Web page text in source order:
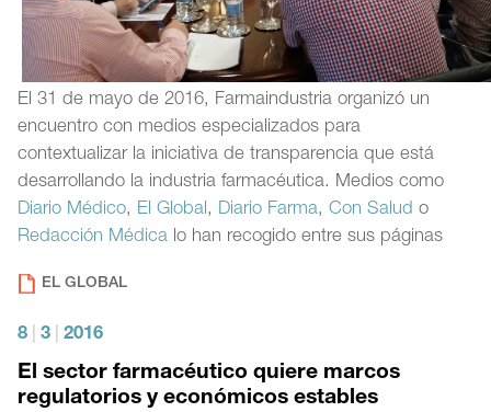
El 31 de mayo de 2016, Farmaindustria organizó un
encuentro con medios especializados para
contextualizar la iniciativa de transparencia que está
desarrollando la industria farmacéutica. Medios como
Diario Médico, El Global, Diario Farma,Con Salud o
Redacción Médica lo han recogido entre sus páginas
EL GLOBAL
8 3 2016
El sector farmacéutico quiere marcos
regulatorios y económicos estables